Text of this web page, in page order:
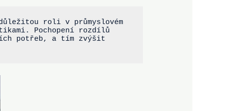
roli v průmyslovém
Pochopení rozdílů
potřeb, a tím zvýšit